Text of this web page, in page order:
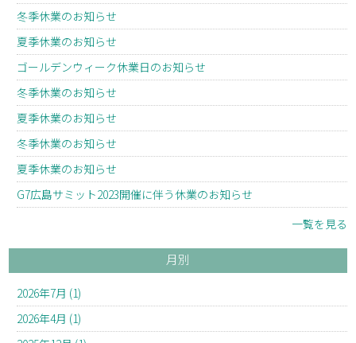
冬季休業のお知らせ
夏季休業のお知らせ
ゴールデンウィーク休業日のお知らせ
冬季休業のお知らせ
夏季休業のお知らせ
冬季休業のお知らせ
夏季休業のお知らせ
G7広島サミット2023開催に伴う休業のお知らせ
一覧を見る
月別
2026年7月 (1)
2026年4月 (1)